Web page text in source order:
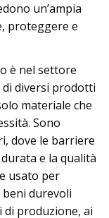
un’ampia
proteggere e
è nel settore
di diversi prodotti
materiale che
Sono
dove le barriere
e la qualità
usato per
durevoli
produzione, ai